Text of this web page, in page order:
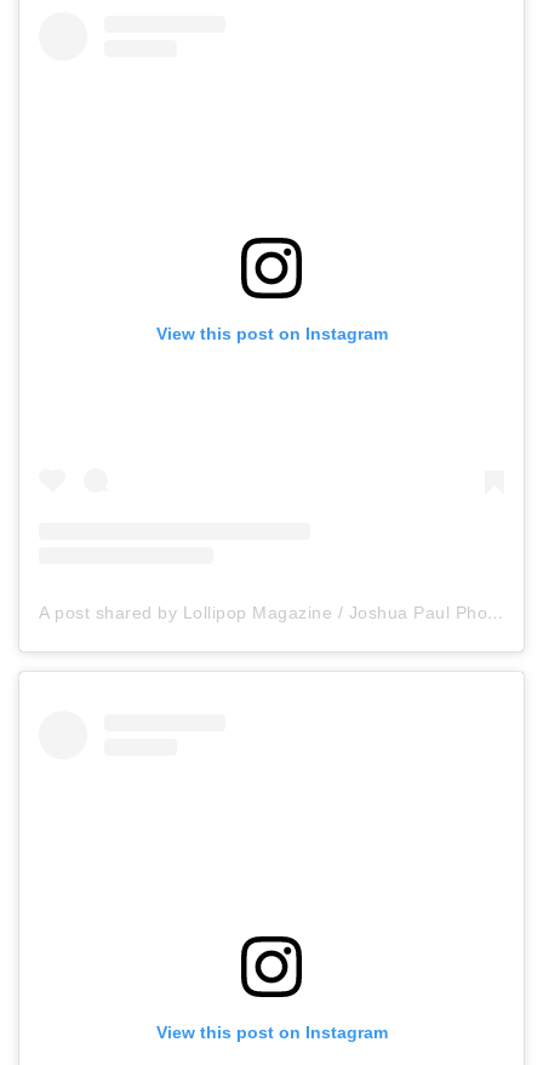
View this post on Instagram
A post shared by Lollipop Magazine / Joshua Paul Photography (@lollipopmagazine)
View this post on Instagram